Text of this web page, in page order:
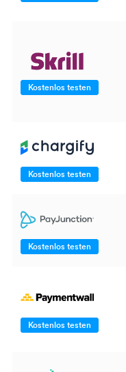
Kostenlos testen
Kostenlos testen
Kostenlos testen
Kostenlos testen